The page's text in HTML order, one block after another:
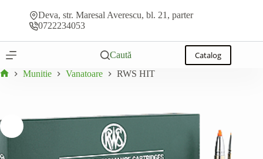
stocDeva, str. Maresal Averescu, bl. 21, parter
0722234053
Caută Catalog
Munitie Vanatoare RWS HIT